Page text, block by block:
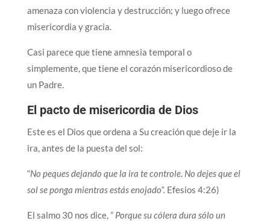
amenaza con violencia y destrucción; y luego ofrece
misericordia y gracia.
Casi parece que tiene amnesia temporal o
simplemente, que tiene el corazón misericordioso de
un Padre.
El pacto de misericordia de Dios
Este es el Dios que ordena a Su creación que deje ir la
ira, antes de la puesta del sol:
“No peques dejando que la ira te controle. No dejes que el
sol se ponga mientras estás enojado”. Efesios 4:26)
El salmo 30 nos dice, ” Porque su cólera dura sólo un